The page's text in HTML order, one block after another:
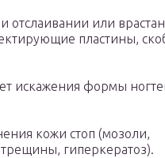
отслаивании или
пластины,
искажения формы
кожи стоп (мозоли,
гиперкератоз).